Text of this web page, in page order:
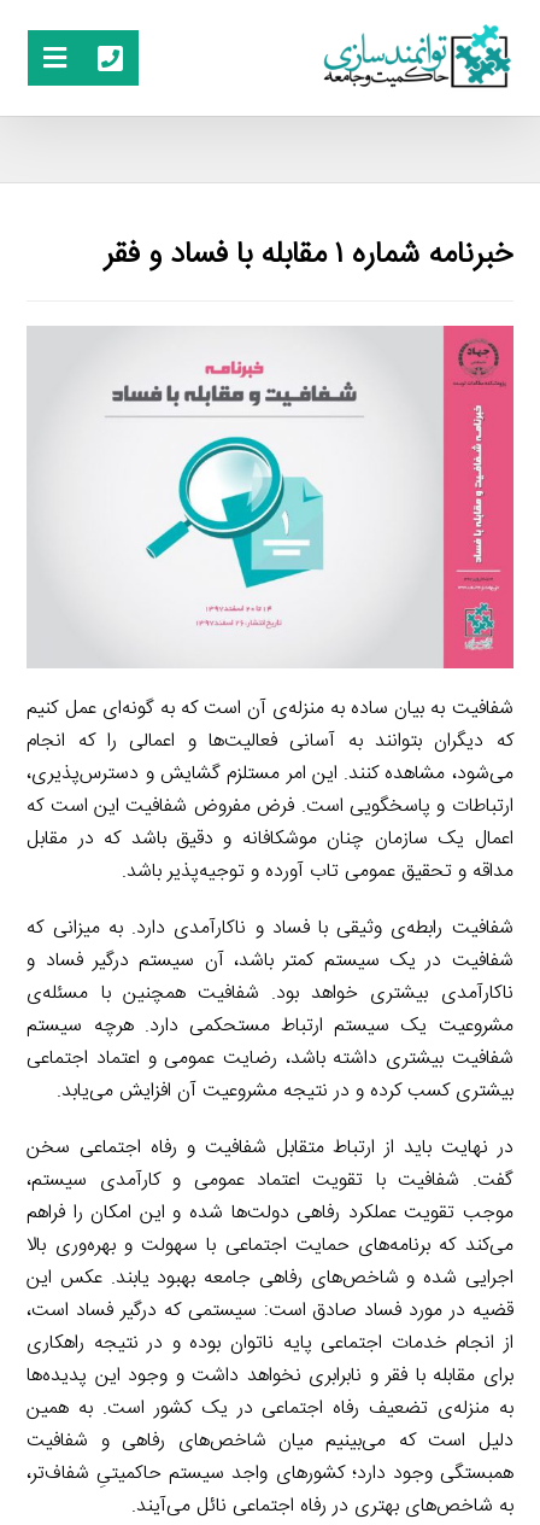
خبرنامه شماره ۱ مقابله با فساد و فقر
شفافیت به بیان ساده به منزله‌ی آن است که به گونه‌ای عمل کنیم
که دیگران بتوانند به آسانی فعالیت‌ها و اعمالی را که انجام
می‌شود، مشاهده کنند. این امر مستلزم گشایش و دسترس‌پذیری،
ارتباطات و پاسخگویی است. فرض مفروض شفافیت این است که
اعمال یک سازمان چنان موشکافانه و دقیق باشد که در مقابل
مداقه و تحقیق عمومی تاب آورده و توجیه‌پذیر باشد.
شفافیت رابطه‌ی وثیقی با فساد و ناکارآمدی دارد. به میزانی که
شفافیت در یک سیستم کمتر باشد، آن سیستم درگیر فساد و
ناکارآمدی بیشتری خواهد بود. شفافیت همچنین با مسئله‌ی
مشروعیت یک سیستم ارتباط مستحکمی دارد. هرچه سیستم
شفافیت بیشتری داشته باشد، رضایت عمومی و اعتماد اجتماعی
بیشتری کسب کرده و در نتیجه مشروعیت آن افزایش می‌یابد.
در نهایت باید از ارتباط متقابل شفافیت و رفاه اجتماعی سخن
گفت. شفافیت با تقویت اعتماد عمومی و کارآمدی سیستم،
موجب تقویت عملکرد رفاهی دولت‌ها شده و این امکان را فراهم
می‌کند که برنامه‌های حمایت اجتماعی با سهولت و بهره‌وری بالا
اجرایی شده و شاخص‌های رفاهی جامعه بهبود یابند. عکس این
قضیه در مورد فساد صادق است: سیستمی که درگیر فساد است،
از انجام خدمات اجتماعی پایه ناتوان بوده و در نتیجه راهکاری
برای مقابله با فقر و نابرابری نخواهد داشت و وجود این پدیده‌ها
به منزله‌ی تضعیف رفاه اجتماعی در یک کشور است. به همین
دلیل است که می‌بینیم میان شاخص‌های رفاهی و شفافیت
همبستگی وجود دارد؛ کشورهای واجد سیستم حاکمیتیِ شفاف‌تر،
به شاخص‌های بهتری در رفاه اجتماعی نائل می‌آیند.